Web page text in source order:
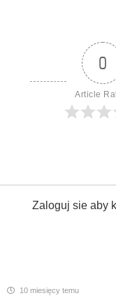
0
Article
Zaloguj sie aby
10 miesięcy temu